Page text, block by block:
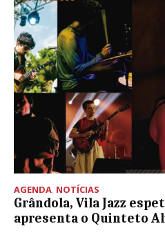
AGENDA, NOTÍCIAS
Grândola, Vila Jazz
apresenta o Quinteto